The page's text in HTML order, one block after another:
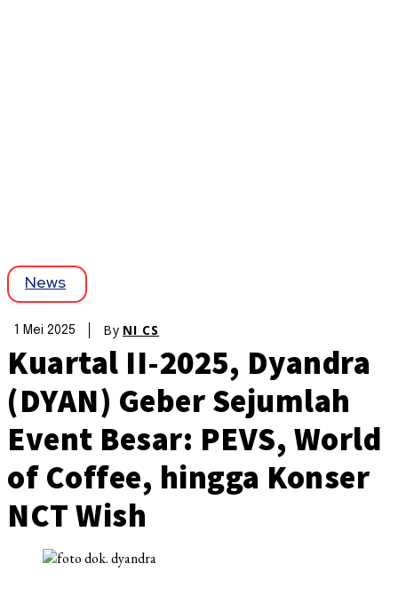
News
1 Mei 2025 By NI CS
Kuartal II-2025, Dyandra
(DYAN) Geber Sejumlah
Event Besar: PEVS, World
of Coffee, hingga Konser
NCT Wish